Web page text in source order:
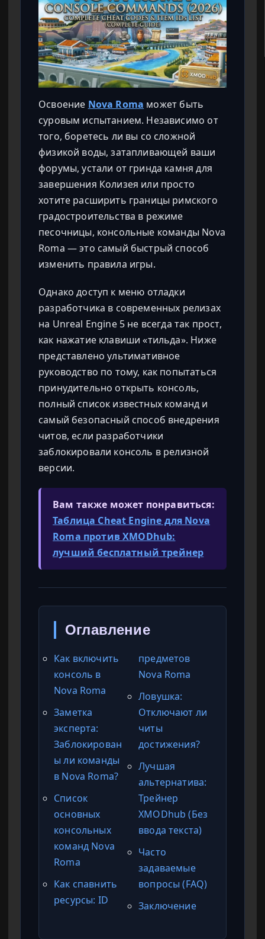
Освоение Nova Roma может быть
суровым испытанием. Независимо от
того, боретесь ли вы со сложной
физикой воды, затапливающей ваши
форумы, устали от гринда камня для
завершения Колизея или просто
хотите расширить границы римского
градостроительства в режиме
песочницы, консольные команды Nova
Roma — это самый быстрый способ
изменить правила игры.
Однако доступ к меню отладки
разработчика в современных релизах
на Unreal Engine 5 не всегда так прост,
как нажатие клавиши «тильда». Ниже
представлено ультимативное
руководство по тому, как попытаться
принудительно открыть консоль,
полный список известных команд и
самый безопасный способ внедрения
читов, если разработчики
заблокировали консоль в релизной
версии.
Вам также может понравиться:
Таблица Cheat Engine для Nova
Roma против XMODhub:
лучший бесплатный трейнер
Оглавление
Как включить
консоль в
Nova Roma
Заметка
эксперта:
Заблокирован
ы ли команды
в Nova Roma?
Список
основных
консольных
команд Nova
Roma
Как спавнить
ресурсы: ID
предметов
Nova Roma
Ловушка:
Отключают ли
читы
достижения?
Лучшая
альтернатива:
Трейнер
XMODhub (Без
ввода текста)
Часто
задаваемые
вопросы (FAQ)
Заключение